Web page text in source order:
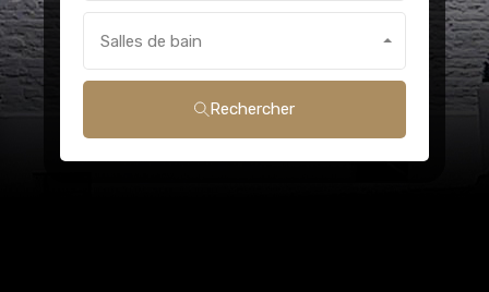
Salles de bain
Rechercher